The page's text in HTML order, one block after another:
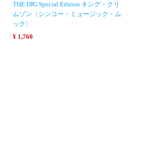
THE DIG Special Edition キング・クリ
ムゾン〈シンコー・ミュージック・ム
ック〉
¥ 1,760